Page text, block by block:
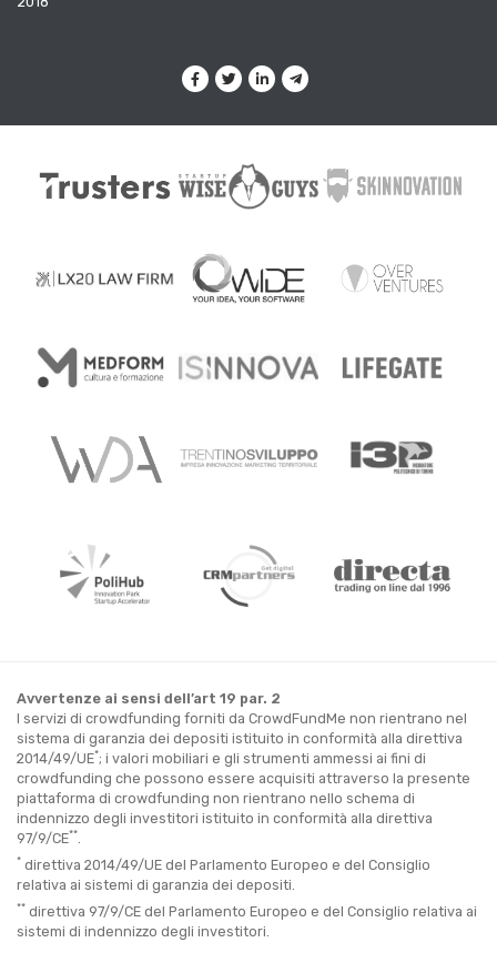
Avvertenze ai sensi dell’art 19 par. 2
I servizi di crowdfunding forniti da CrowdFundMe non rientrano nel
sistema di garanzia dei depositi istituito in conformità alla direttiva
2014/49/UE*; i valori mobiliari e gli strumenti ammessi ai fini di
crowdfunding che possono essere acquisiti attraverso la presente
piattaforma di crowdfunding non rientrano nello schema di
indennizzo degli investitori istituito in conformità alla direttiva
97/9/CE**
* direttiva 2014/49/UE del Parlamento Europeo e del Consiglio
relativa ai sistemi di garanzia dei depositi.
** direttiva 97/9/CE del Parlamento Europeo e del Consiglio relativa ai
sistemi di indennizzo degli investitori.